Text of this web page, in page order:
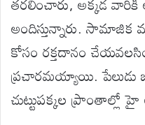
అందిస్తున్నారు.
కోసం రక్తదానం
ప్రచారమయ్యాయి. పేలుడు
చుట్టుపక్కల ప్రాంతాల్లో